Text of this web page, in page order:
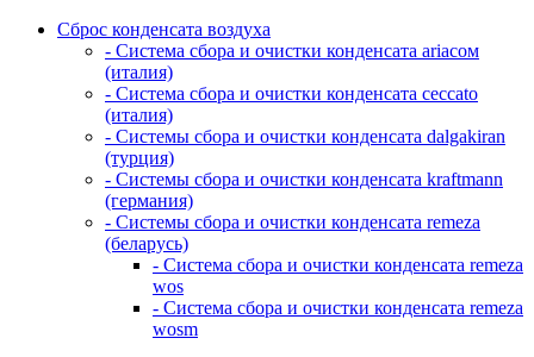
Сброс конденсата воздуха
- Система сбора и очистки конденсата ariacом
(италия)
- Система сбора и очистки конденсата ceccato
(италия)
- Системы сбора и очистки конденсата dalgakiran
(турция)
- Системы сбора и очистки конденсата kraftmann
(германия)
- Системы сбора и очистки конденсата remeza
(беларусь)
- Система сбора и очистки конденсата remeza
wos
- Система сбора и очистки конденсата remeza
wosm